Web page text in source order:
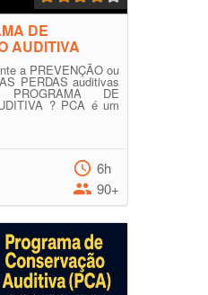
DE
AUDITIVA
a PREVENÇÃO ou
PERDAS auditivas
DE
? PCA é um
6h
90+